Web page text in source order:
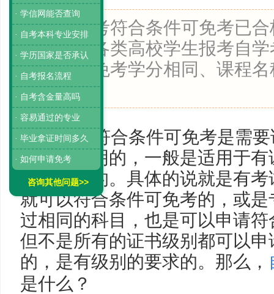
导读：自考符合条件可免考已
果考生是各类高校学生报考自
合条件可免考学分相同、课程
目。
自考的符合条件可免考是需
科目的证明的，一般是适用于
业的考生的。具体的说就是有
就可以符合条件可免考的，或
过相同的科目，也是可以申请
但不是所有的证书级别都可以
的，是有级别的要求的。 那么，
是什么？
· 学信网能否查询
· 自考本科专业安排
· 学历国家是否承认
· 自考报名流程
· 自考含金量高吗
· 容易通过的专业
· 毕业拿证时间多久
· 如何申请免考
咨询其他问题>>